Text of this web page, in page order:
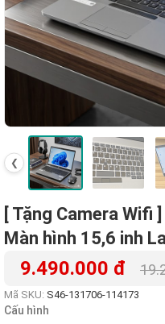
❮
[ Tặng Camera Wifi
Màn hình 15,6 inh
9.490.000 đ
Mã SKU: S46-131706-114173
Cấu hình